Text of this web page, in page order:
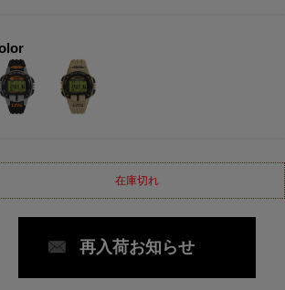
在庫切れ
再入荷お知らせ